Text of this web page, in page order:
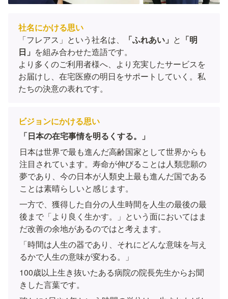
社名にかける思い
「フレアス」という社名は、
「ふれあい」 と 「明
日」 を組み合わせた造語です。
より多くのご利用者様へ、より充実したサービスを
お届けし、在宅医療の明日をサポートしていく。私
たちの決意の表れです。
ビジョンにかける思い
「日本の在宅事情を明るくする。」
日本は世界で最も進んだ高齢国家として世界からも
注目されています。寿命が伸びることは人類悲願の
夢であり、今の日本が人類史上最も進んだ国である
ことは素晴らしいと感じます。
一方で、獲得した自分の人生時間を人生の最後の最
後まで「より良く生かす。」という面においてはま
だ改善の余地があるのではと考えます。
「時間は人生の器であり、それにどんな意味を与え
るかで人生の意味が変わる。」
100歳以上生き抜いたある病院の院長先生からお聞
きした言葉です。